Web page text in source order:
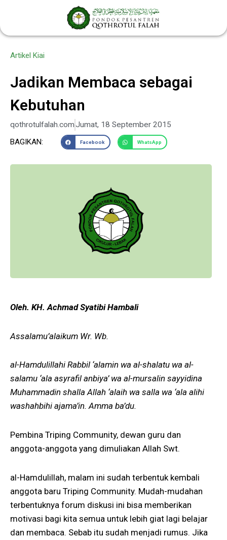
konten
Artikel Kiai
Jadikan Membaca sebagai
Kebutuhan
qothrotulfalah.comJumat, 18 September 2015
BAGIKAN:
Facebook WhatsApp
Oleh. KH. Achmad Syatibi Hambali
Assalamu’alaikum Wr. Wb.
al-Hamdulillahi Rabbil ‘alamin wa al-shalatu wa al-
salamu ‘ala asyrafil anbiya’ wa al-mursalin sayyidina
Muhammadin shalla Allah ‘alaih wa salla wa ‘ala alihi
washahbihi ajama’in. Amma ba’du.
Pembina Triping Community, dewan guru dan
anggota-anggota yang dimuliakan Allah Swt.
al-Hamdulillah, malam ini sudah terbentuk kembali
anggota baru Triping Community. Mudah-mudahan
terbentuknya forum diskusi ini bisa memberikan
motivasi bagi kita semua untuk lebih giat lagi belajar
dan membaca. Sebab itu sudah menjadi rumus. Jika